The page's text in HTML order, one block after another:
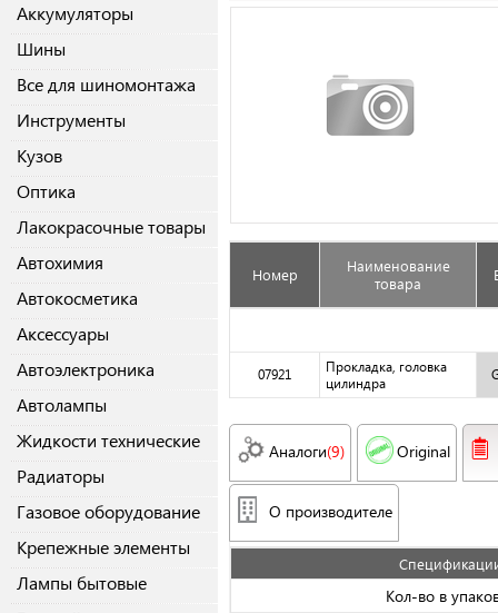
Аккумуляторы
Шины
Все для шиномонтажа
Инструменты
Кузов
Оптика
Лакокрасочные товары
Автохимия
Автокосметика
Аксессуары
Автоэлектроника
Автолампы
Жидкости технические
Радиаторы
Газовое оборудование
Крепежные элементы
Лампы бытовые
Номер
Наименование
товара
07921
Прокладка, головка
цилиндра
Аналоги(9) Original
О производителе
Кол-во в